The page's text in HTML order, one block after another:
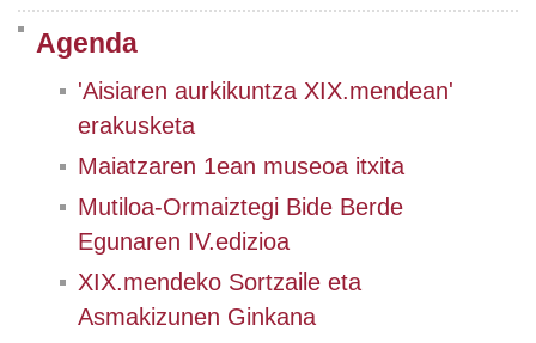
Agenda
'Aisiaren aurkikuntza XIX.mendean'
erakusketa
Maiatzaren 1ean museoa itxita
Mutiloa-Ormaiztegi Bide Berde
Egunaren IV.edizioa
XIX.mendeko Sortzaile eta
Asmakizunen Ginkana